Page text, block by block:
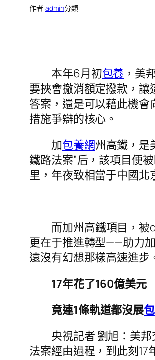
作者:admin分類:
本年6月初包養 ，美
要挾會撤消額定撥款，讓
答案，還是可以藉此機會
措施爭辯的核心。
加包養網州高鐵，是
鐵路法案”后，該項目便
里，年夜致相當于中國北
而加州高鐵項目，被
更在于推進轉型——助力
遠沒有幻想那樣高速進步
17年花了160億美元
竟連1條軌道都沒展
央視記者 劉旭：美
法案經由過程，到此刻17